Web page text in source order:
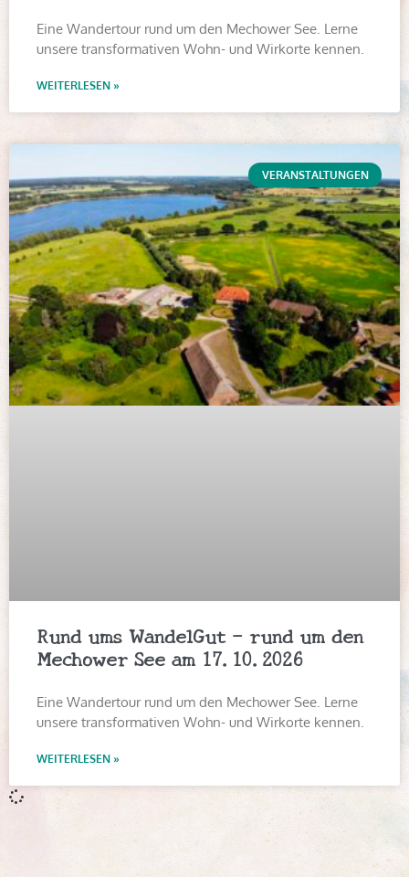
Eine Wandertour rund um den Mechower See. Lerne
unsere transformativen Wohn- und Wirkorte kennen.
WEITERLESEN »
VERANSTALTUNGEN
Rund ums WandelGut – rund um den
Mechower See am 17.10.2026
Eine Wandertour rund um den Mechower See. Lerne
unsere transformativen Wohn- und Wirkorte kennen.
WEITERLESEN »